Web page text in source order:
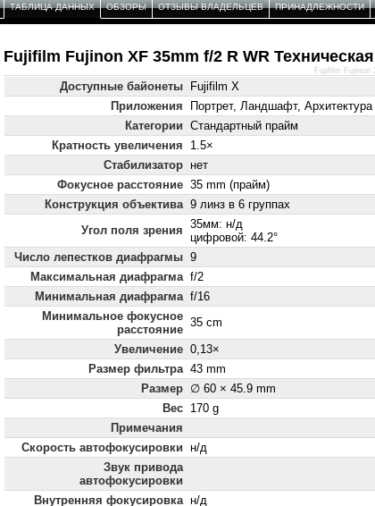
ТАБЛИЦА ДАННЫХ ОБЗОРЫ ОТЗЫВЫ ВЛАДЕЛЬЦЕВ ПРИНАДЛЕЖНОСТИ
Fujifilm Fujinon XF 35mm f/2 R WR
Доступные байонеты
Fujifilm X
Приложения
Портрет, Ландшафт, Архитектура
Категории Стандартный прайм
Кратность увеличения
1.5×
Стабилизатор нет
Фокусное расстояние 35 mm (прайм)
Конструкция объектива 9 линз в 6 группах
Угол поля зрения 35мм: н/д
цифровой: 44.2°
Число лепестков диафрагмы 9
Максимальная диафрагма f/2
Минимальная диафрагма f/16
Минимальное фокусное
расстояние
35 cm
Увеличение 0,13×
Размер фильтра 43 mm
Размер ∅ 60 × 45.9 mm
Вес 170 g
Примечания
Скорость автофокусировки н/д
Звук привода
автофокусировки
Внутренняя фокусировка н/д
Fujifilm Fujinon